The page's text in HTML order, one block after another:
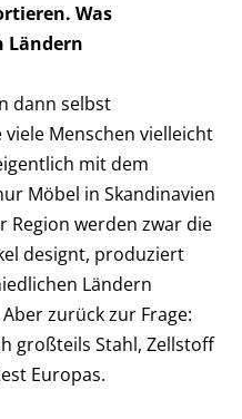
Was
Ländern
dann selbst
Menschen vielleicht
mit dem
Möbel in Skandinavien
Region werden zwar die
designt, produziert
Ländern
zurück zur Frage:
großteils Stahl, Zellstoff
Europas.